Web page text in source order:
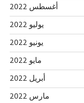
أغسطس 2022
يوليو 2022
يونيو 2022
مايو 2022
أبريل 2022
مارس 2022